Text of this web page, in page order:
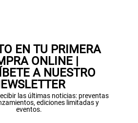
EN TU PRIMERA
ONLINE |
A NUESTRO
las últimas noticias: preventas
ediciones limitadas y
eventos.